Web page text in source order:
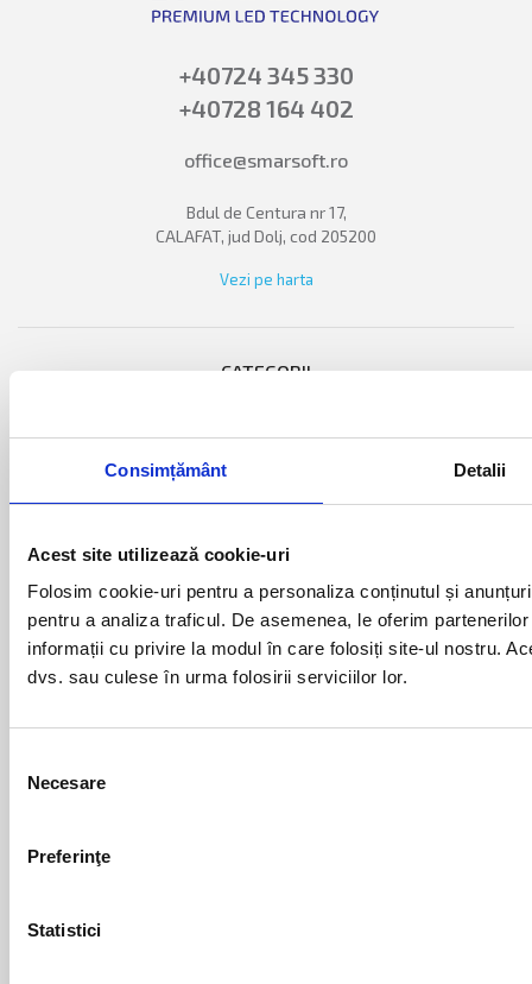
Consimțământ Detalii
Acest site utilizează cookie-uri
Folosim cookie-uri pentru a personaliza conținutul și
pentru a analiza traficul. De asemenea, le oferim
informații cu privire la modul în care folosiți site-ul nostru.
dvs. sau culese în urma folosirii serviciilor lor.
consimțământului
Necesare
Preferinţe
Statistici
+40724 345 330
+40728 164 402
office@smarsoft.ro
Bdul de Centura nr 17,
CALAFAT, jud Dolj, cod 205200
Vezi pe harta
CATEGORII
reclame si afisaje electronice
cruci de farmacie cu led-uri
UTILE
Termeni si conditii